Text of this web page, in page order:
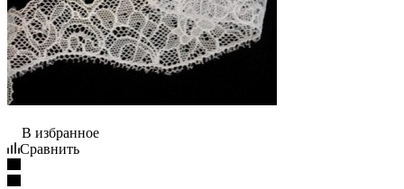
В избранное
Сравнить